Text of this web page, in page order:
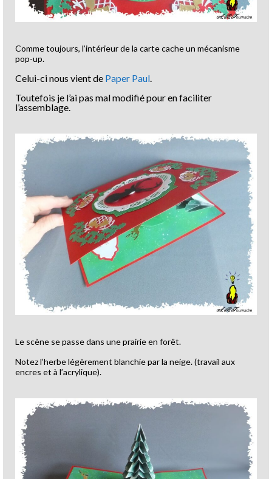
Comme toujours, l’intérieur de la carte cache un mécanisme
pop-up.
Celui-ci nous vient de Paper Paul.
Toutefois je l’ai pas mal modifié pour en faciliter
l’assemblage.
Le scène se passe dans une prairie en forêt.
Notez l’herbe légèrement blanchie par la neige. (travail aux
encres et à l’acrylique).